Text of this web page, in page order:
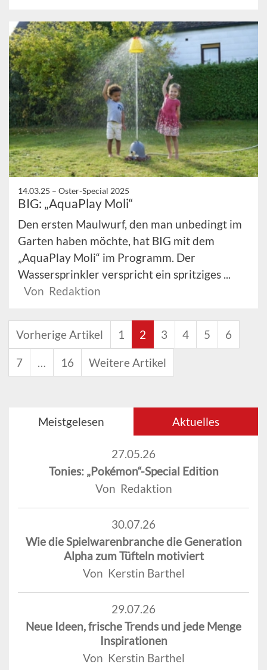
14.03.25 – Oster-Special 2025
BIG: „AquaPlay Moli“
Den ersten Maulwurf, den man unbedingt im
Garten haben möchte, hat BIG mit dem
„AquaPlay Moli“ im Programm. Der
Wassersprinkler verspricht ein spritziges ...
Von Redaktion
Vorherige Artikel 1 2 3 4 5 6
7 … 16 Weitere Artikel
Meistgelesen Aktuelles
27.05.26
Tonies: „Pokémon“-Special Edition
Von Redaktion
30.07.26
Wie die Spielwarenbranche die Generation
Alpha zum Tüfteln motiviert
Von Kerstin Barthel
29.07.26
Neue Ideen, frische Trends und jede Menge
Inspirationen
Von Kerstin Barthel